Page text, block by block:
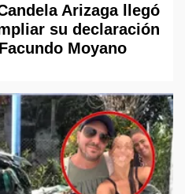
Arizaga llegó
su declaración
Moyano